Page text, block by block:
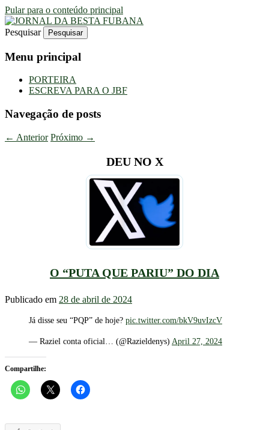
Pular para o conteúdo principal
JORNAL DA BESTA FUBANA
Uma Gazeta Escrota
Pesquisar
Menu principal
PORTEIRA
ESCREVA PARA O JBF
Navegação de posts
← Anterior Próximo →
DEU NO X
O “PUTA QUE PARIU” DO DIA
Publicado em 28 de abril de 2024
Já disse seu “PQP” de hoje? pic.twitter.com/bkV9uvIzcV
— Raziel conta oficial… (@Razieldenys) April 27, 2024
Compartilhe: